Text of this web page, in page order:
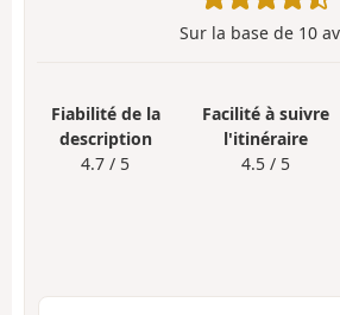
Sur la base de 10
Fiabilité de la
description
4.7 / 5
Facilité à suivre
l'itinéraire
4.5 / 5